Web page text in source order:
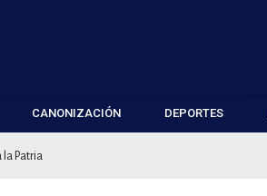
CANONIZACIÓN DEPORTES
la Patria